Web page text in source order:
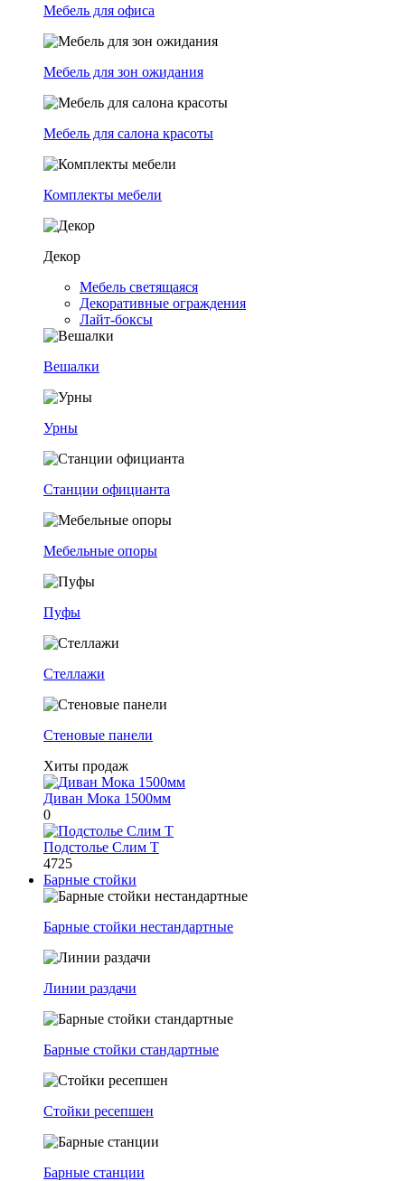
Мебель для офиса
Мебель для зон ожидания
Мебель для салона красоты
Комплекты мебели
Декор
Мебель светящаяся
Декоративные ограждения
Лайт-боксы
Вешалки
Урны
Станции официанта
Мебельные опоры
Пуфы
Стеллажи
Стеновые панели
Хиты продаж
Диван Мока 1500мм
0
Подстолье Слим Т
4725
Барные стойки
Барные стойки нестандартные
Линии раздачи
Барные стойки стандартные
Стойки ресепшен
Барные станции